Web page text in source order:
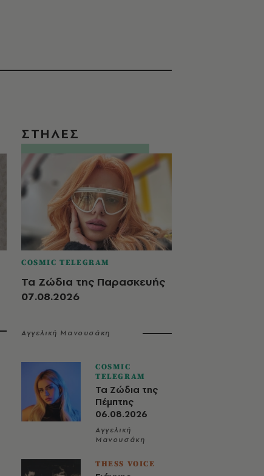
ΣΤΗΛΕΣ
COSMIC TELEGRAM
Τα Ζώδια της Παρασκευής
07.08.2026
Αγγελική Μανουσάκη
COSMIC
TELEGRAM
Τα Ζώδια της
Πέμπτης
06.08.2026
Αγγελική
Μανουσάκη
THESS VOICE